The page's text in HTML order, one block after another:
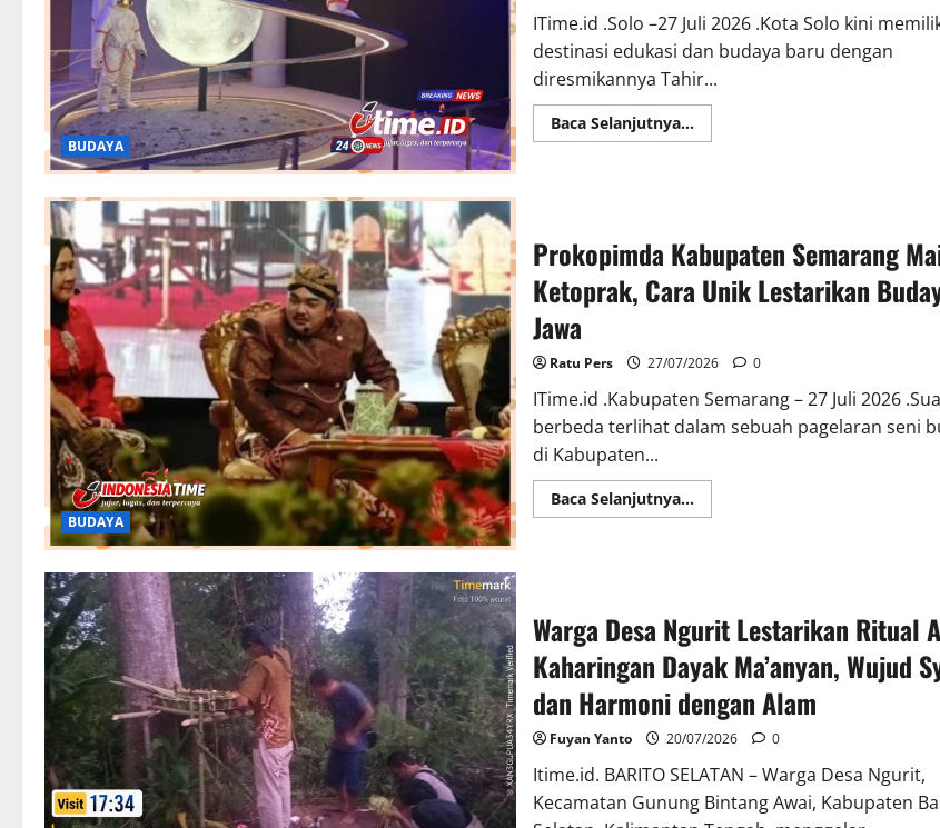
BUDAYA
ITime.id .Solo –27 Juli 2026 .Kota Solo kini
destinasi edukasi dan budaya baru dengan
diresmikannya Tahir...
Baca Selanjutnya...Read
more
Warisan
Budaya
untuk
Generasi
Masa
BUDAYA
Prokopimda Kabupaten Semarang
Ketoprak, Cara Unik Lestarikan
Jawa
Ratu Pers 27/07/2026 0
ITime.id .Kabupaten Semarang – 27 Juli 2026
berbeda terlihat dalam sebuah pagelaran seni
di Kabupaten...
Baca Selanjutnya...Read
more
Cara
Unik
Lestarikan
Budaya
Jawa
Warga Desa Ngurit Lestarikan Ritual
Kaharingan Dayak Ma’anyan, Wujud
dan Harmoni dengan Alam
Fuyan Yanto 20/07/2026 0
Itime.id. BARITO SELATAN – Warga Desa Ngurit,
Kecamatan Gunung Bintang Awai, Kabupaten